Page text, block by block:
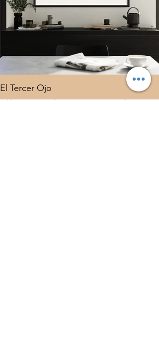
El Tercer Ojo
Tableau original de Juan Antonio Guirado en